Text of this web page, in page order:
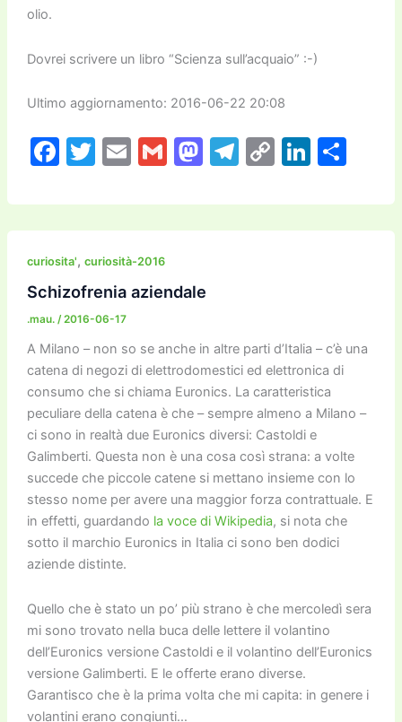
olio.
Dovrei scrivere un libro “Scienza sull’acquaio” :-)
Ultimo aggiornamento: 2016-06-22 20:08
F
c
e
b
o
o
k
T
itt
er
E
ai
l
G
ai
l
M
st
o
o
T
e
gr
C
p
y
Li
k
e
C
n
di
curiosita', curiosità-2016
Schizofrenia aziendale
.mau. /2016-06-17
A Milano – non so se anche in altre parti d’Italia – c’è una
catena di negozi di elettrodomestici ed elettronica di
consumo che si chiama Euronics. La caratteristica
peculiare della catena è che – sempre almeno a Milano –
ci sono in realtà due Euronics diversi: Castoldi e
Galimberti. Questa non è una cosa così strana: a volte
succede che piccole catene si mettano insieme con lo
stesso nome per avere una maggior forza contrattuale. E
in effetti, guardando la voce di Wikipedia, si nota che
sotto il marchio Euronics in Italia ci sono ben dodici
aziende distinte.
Quello che è stato un po’ più strano è che mercoledì sera
mi sono trovato nella buca delle lettere il volantino
dell’Euronics versione Castoldi e il volantino dell’Euronics
versione Galimberti. E le offerte erano diverse.
Garantisco che è la prima volta che mi capita: in genere i
volantini erano congiunti…